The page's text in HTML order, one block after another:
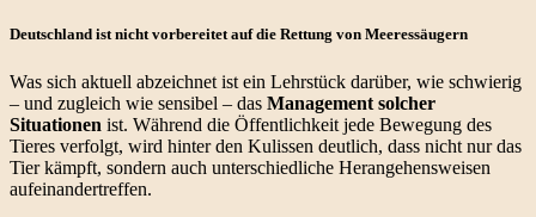
Deutschland ist nicht vorbereitet auf die Rettung von Meeressäugern
Was sich aktuell abzeichnet ist ein Lehrstück darüber, wie schwierig
– und zugleich wie sensibel – das Management solcher
Situationen ist. Während die Öffentlichkeit jede Bewegung des
Tieres verfolgt, wird hinter den Kulissen deutlich, dass nicht nur das
Tier kämpft, sondern auch unterschiedliche Herangehensweisen
aufeinandertreffen.